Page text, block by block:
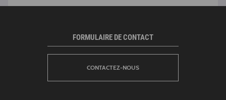
FORMULAIRE DE CONTACT
CONTACTEZ-NOUS